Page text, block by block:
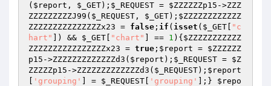
( $report , $_GET); $_REQUEST = $ZZZZZZp15 ->ZZZ
ZZZZZZZZZJ99( $_REQUEST , $_GET); $ZZZZZZZZZZZZ
ZZZZZZZZZZZZZZZx23 = false ; if ( isset ( $_GET
"c
hart"
]) && $_GET "chart" ] == 1 ){ $ZZZZZZZZZZZ
ZZZZZZZZZZZZZZZZx23 = true ; $report = $ZZZZZZ
p15 ->ZZZZZZZZZZZZZd3( $report ); $_REQUEST = $Z
ZZZZZp15 ->ZZZZZZZZZZZZZd3( $_REQUEST); $report
'grouping' ] = $_REQUEST 'grouping' ];} $repo